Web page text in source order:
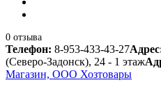
0 отзыва
Телефон: 8-953-433-43-27
(Северо-Задонск), 24 - 1 этаж
Магазин, ООО Хозтовары